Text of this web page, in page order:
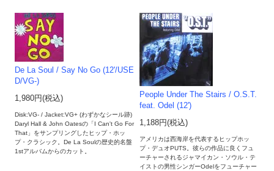
De La Soul / Say No Go (12'/USE
D/VG-)
1,980円(税込)
Disk:VG- / Jacket:VG+ (わずかなシール跡)
Daryl Hall & John Oatesの「I Can't Go For
That」をサンプリングしたヒップ・ホッ
プ・クラシック。De La Soulの歴史的名盤
1stアルバムからのカット。
People Under The Stairs / O.S.T.
feat. Odel (12')
1,188円(税込)
アメリカは西海岸を代表するヒップホッ
プ・デュオPUTS。彼らの作品に良くフュ
ーチャーされるジャマイカン・ソウル・テ
イストの男性シンガーOdelをフューチャー